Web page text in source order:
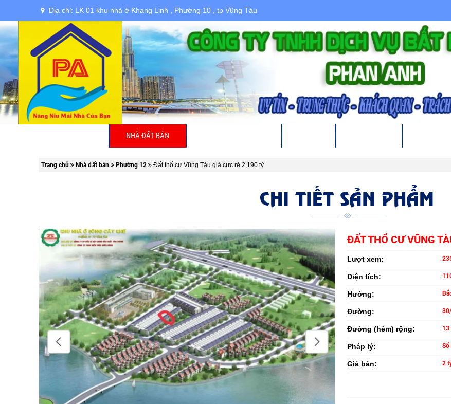
Địa chỉ: LK 01 khu nhà ở Khang Linh , Phường 10 , tp Vũng Tàu
NHÀ ĐẤT BÁN
Trang chủ Nhà đất bán Phường 12 Đất thổ cư Vũng Tàu giá cực rẻ 2,190 tỷ
CHI TIẾT SẢN PHẨM
ĐẤT THỔ CƯ VŨNG
Lượt xem:
Diện tích:
Hướng:
Đường:
Đường (hẻm) rộng: 13
Pháp lý:
Giá bán: 2